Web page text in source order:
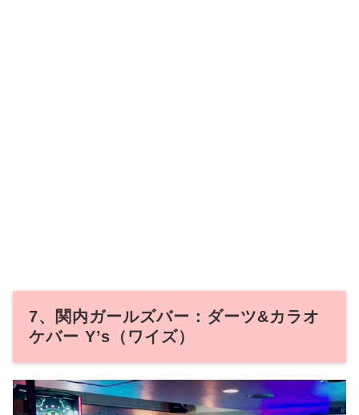
7、関内ガールズバー：ダーツ&カラオ
ケバー Y’s（ワイズ）